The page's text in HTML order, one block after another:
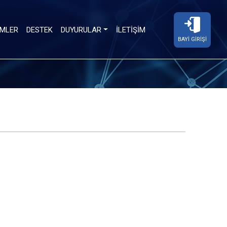
DESTEK DUYURULAR İLETIŞIM
BAYI GIRIŞI